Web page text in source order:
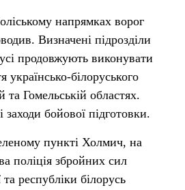
напрямках ворог
Визначені підрозділи
продовжують виконувати
українсько-білоруського
та Гомельській областях.
заходи бойової підготовки.
пункті Холмич, на
поліція збройних сил
та республіки білорусь